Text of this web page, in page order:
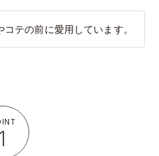
テの前に愛用しています。